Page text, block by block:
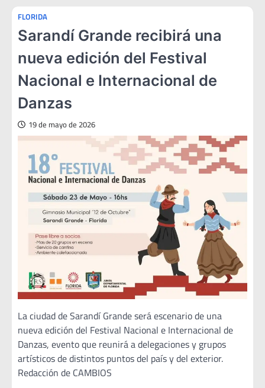
FLORIDA
Sarandí Grande recibirá una
nueva edición del Festival
Nacional e Internacional de
Danzas
19 de mayo de 2026
La ciudad de Sarandí Grande será escenario de una
nueva edición del Festival Nacional e Internacional de
Danzas, evento que reunirá a delegaciones y grupos
artísticos de distintos puntos del país y del exterior.
Redacción de CAMBIOS